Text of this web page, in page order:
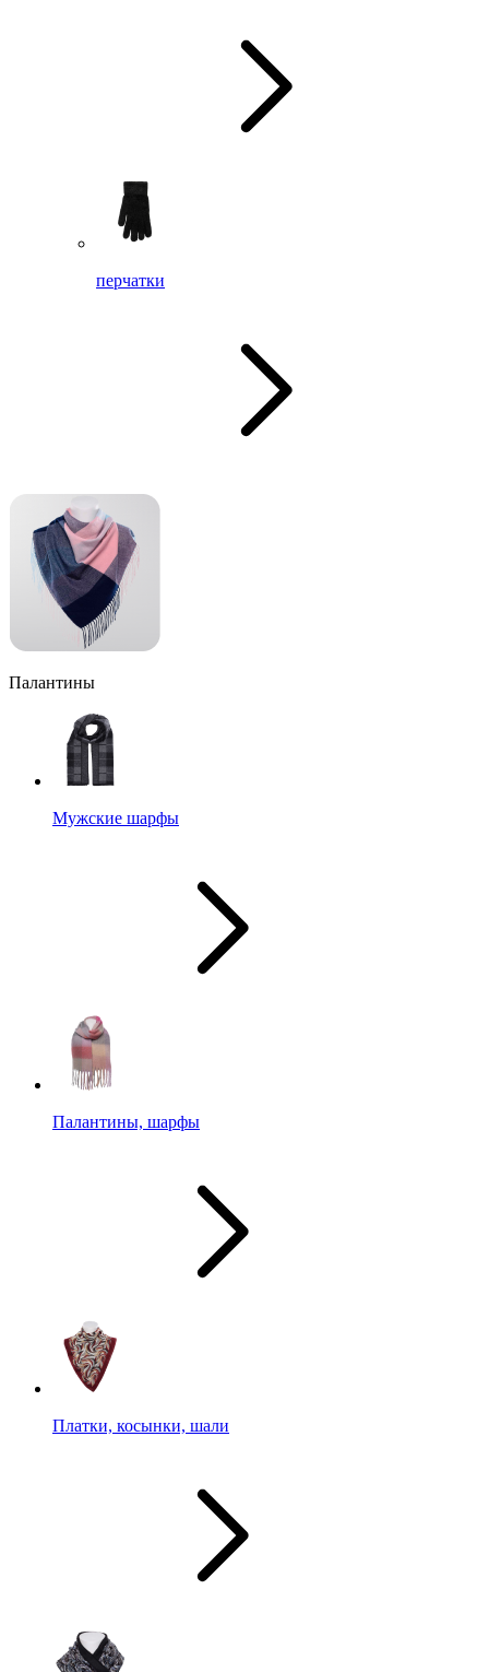
перчатки
Палантины
Мужские шарфы
Палантины, шарфы
Платки, косынки, шали